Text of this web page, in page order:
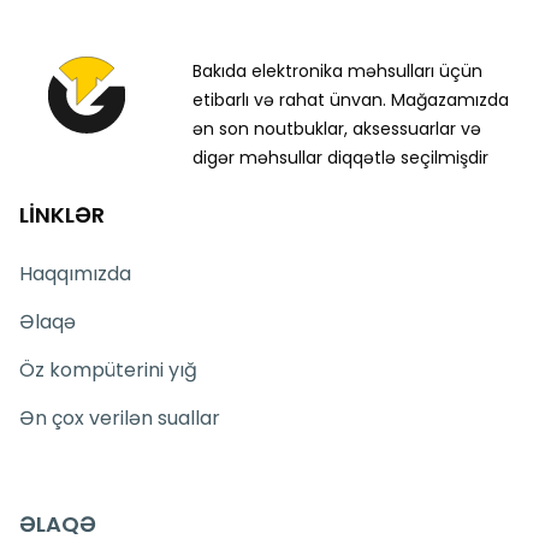
Bakıda elektronika məhsulları üçün
etibarlı və rahat ünvan. Mağazamızda
ən son noutbuklar, aksessuarlar və
digər məhsullar diqqətlə seçilmişdir
LİNKLƏR
Haqqımızda
Əlaqə
Öz kompüterini yığ
Ən çox verilən suallar
ƏLAQƏ